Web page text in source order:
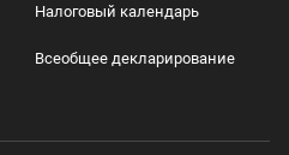
Налоговый календарь
Всеобщее декларирование